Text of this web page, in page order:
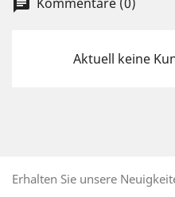
chat
Aktuell keine
Erhalten Sie unsere